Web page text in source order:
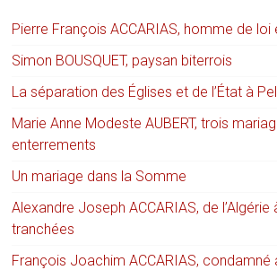
Pierre François ACCARIAS, homme de
Simon BOUSQUET, paysan biterrois
La séparation des Églises et de l’État à
Marie Anne Modeste AUBERT, trois
enterrements
Un mariage dans la Somme
Alexandre Joseph ACCARIAS, de l’Algérie
tranchées
François Joachim ACCARIAS, condamné